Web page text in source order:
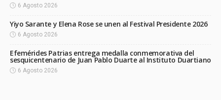
6 Agosto 2026
Yiyo Sarante y Elena Rose se unen al Festival Presidente 2026
6 Agosto 2026
Efemérides Patrias entrega medalla conmemorativa del
sesquicentenario de Juan Pablo Duarte al Instituto Duartiano
6 Agosto 2026